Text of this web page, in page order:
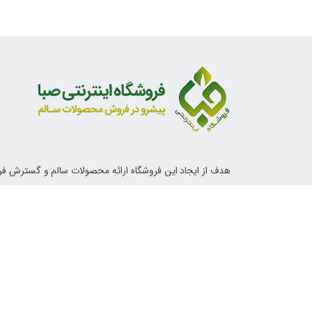
هدف از ایجاد این فروشگاه ارائه محصولات سالم و گسترش